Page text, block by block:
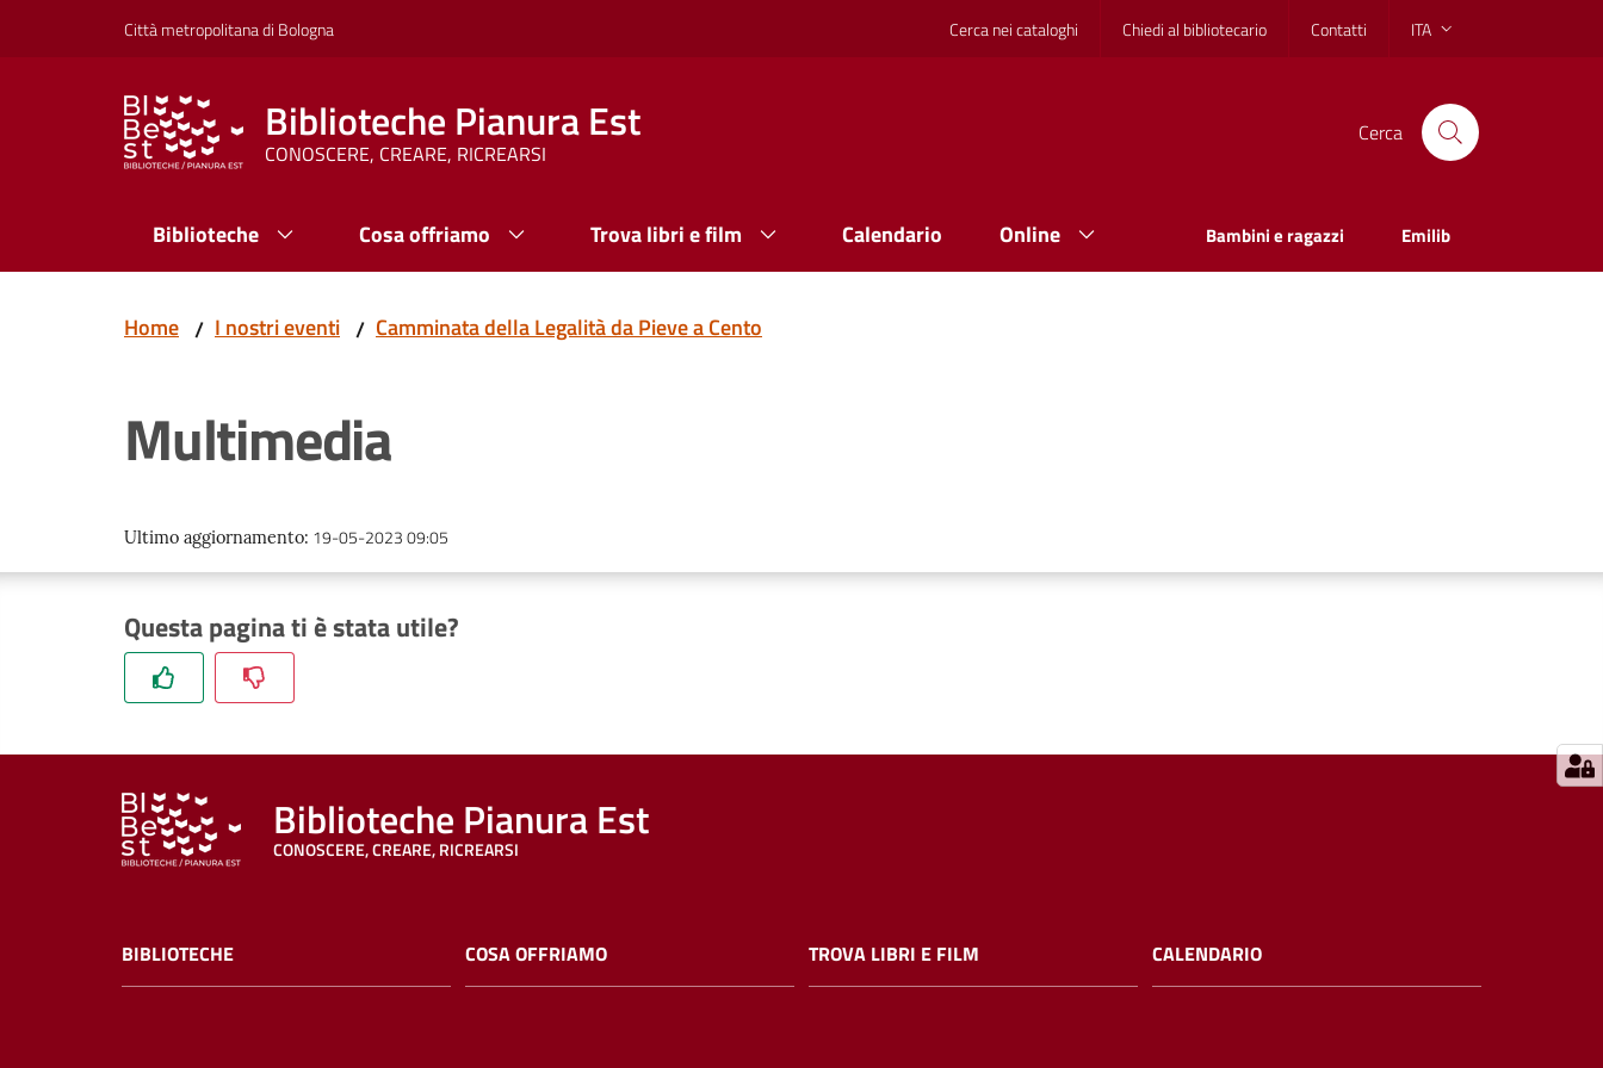
Vai al contenuto
Vai alla navigazioneCittà metropolitana di Bologna Cerca nei cataloghi Chiedi al bibliotecario Contatti ITA
Biblioteche Pianura Est
CONOSCERE, CREARE, RICREARSI
Cerca
Biblioteche Cosa offriamo Trova libri e film Calendario Online Bambini e ragazzi Emilib
Home / I nostri eventi / Camminata della Legalità da Pieve a Cento
Multimedia
Ultimo aggiornamento: 19-05-2023 09:05
Questa pagina ti è stata utile?
Biblioteche Pianura Est
CONOSCERE, CREARE, RICREARSI
BIBLIOTECHE COSA OFFRIAMO TROVA LIBRI E FILM CALENDARIO